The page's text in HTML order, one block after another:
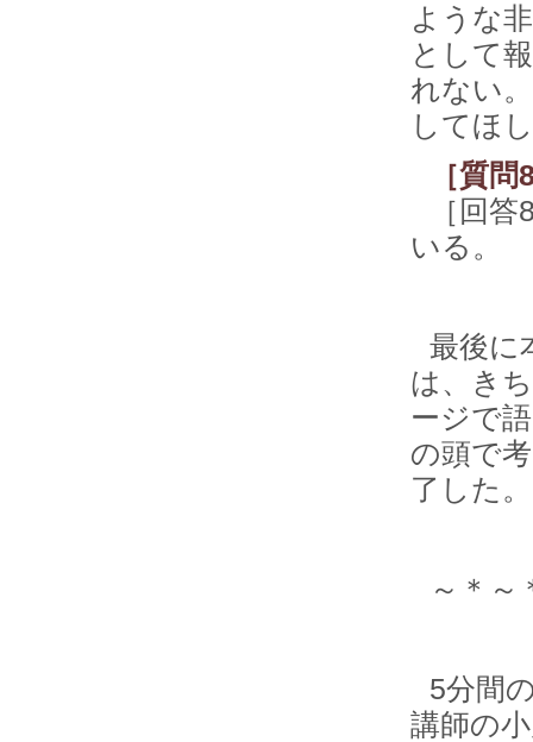
ような
として
れない
してほ
［質
［回
いる。
最後に
は、き
ージで
の頭で
了した。
～＊～
5分間
講師の